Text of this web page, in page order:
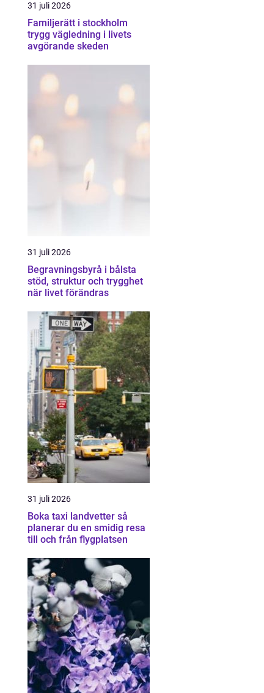
31 juli 2026
Familjerätt i stockholm
trygg vägledning i livets
avgörande skeden
31 juli 2026
Begravningsbyrå i bålsta
stöd, struktur och trygghet
när livet förändras
31 juli 2026
Boka taxi landvetter så
planerar du en smidig resa
till och från flygplatsen